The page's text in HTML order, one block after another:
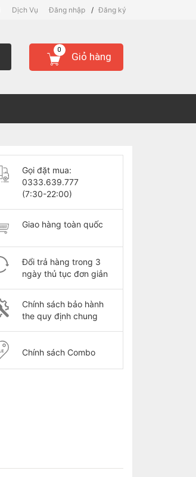
Đăng nhập / Đăng ký
Dịch Vụ
Giỏ hàng
0
Gọi đặt mua:
0333.639.777
(7:30-22:00)
Giao hàng toàn quốc
Đổi trả hàng trong 3
ngày thủ tục đơn giản
Chính sách bảo hành
the quy định chung
Chính sách Combo